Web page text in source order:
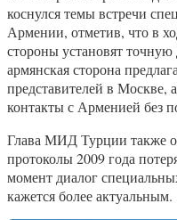
коснулся темы встречи
Армении, отметив, что в
стороны установят
армянская сторона
представителей в Москве,
контакты с Арменией без
Глава МИД Турции также
протоколы 2009 года
момент диалог
кажется более актуальным.